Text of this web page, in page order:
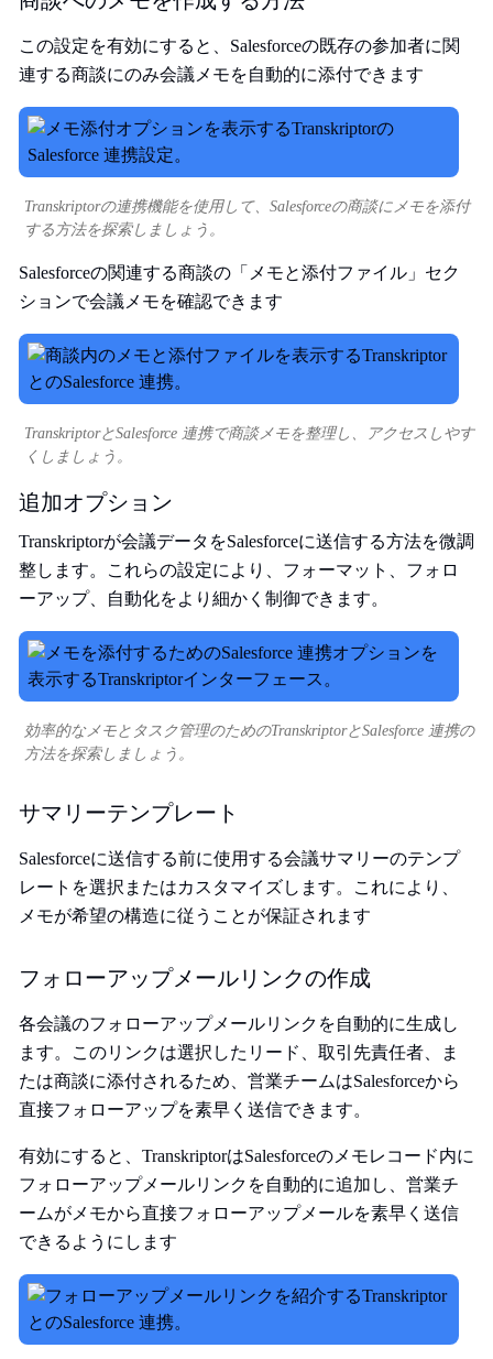
この設定を有効にすると、Salesforceの既存の参加者に関
連する商談にのみ会議メモを自動的に添付できます
Transkriptorの連携機能を使用して、Salesforceの商談にメモを添付
する方法を探索しましょう。
Salesforceの関連する商談の「メモと添付ファイル」セク
ションで会議メモを確認できます
TranskriptorとSalesforce 連携で商談メモを整理し、アクセスしやす
くしましょう。
追加オプション
Transkriptorが会議データをSalesforceに送信する方法を微調
整します。これらの設定により、フォーマット、フォロ
ーアップ、自動化をより細かく制御できます。
効率的なメモとタスク管理のためのTranskriptorとSalesforce 連携の
方法を探索しましょう。
サマリーテンプレート
Salesforceに送信する前に使用する会議サマリーのテンプ
レートを選択またはカスタマイズします。これにより、
メモが希望の構造に従うことが保証されます
フォローアップメールリンクの作成
各会議のフォローアップメールリンクを自動的に生成し
ます。このリンクは選択したリード、取引先責任者、ま
たは商談に添付されるため、営業チームはSalesforceから
直接フォローアップを素早く送信できます。
有効にすると、TranskriptorはSalesforceのメモレコード内に
フォローアップメールリンクを自動的に追加し、営業チ
ームがメモから直接フォローアップメールを素早く送信
できるようにします